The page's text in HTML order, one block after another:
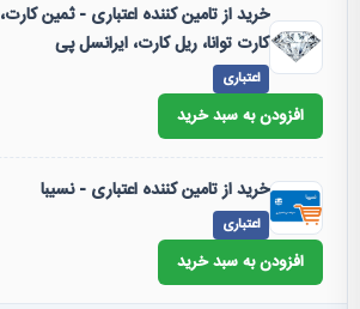
خرید از تامین کننده اعتباری - ثمین کارت،
کارت توانا، ریل کارت، ایرانسل پی
اعتباری
افزودن به سبد خرید
خرید از تامین کننده اعتباری - نسیبا
اعتباری
افزودن به سبد خرید